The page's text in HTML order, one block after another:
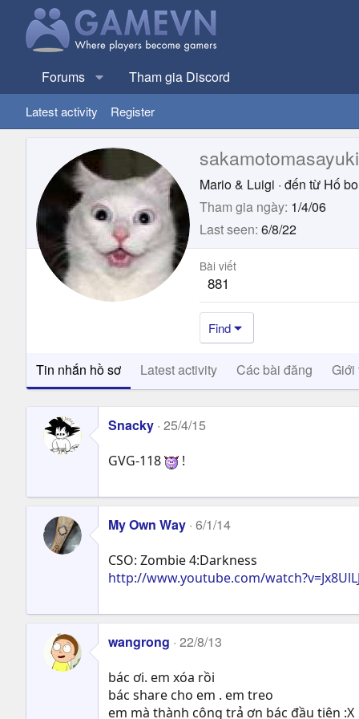
Forums Tham gia Discord
Latest activity Register
sakamotomasayuki
Mario & Luigi · đến từ Hố
Tham gia ngày 1/4/06
Last seen 6/8/22
Bài viết
881
Find
Tin nhắn hồ sơ Latest activity Các bài đăng Giới
Snacky 25/4/15
GVG-118 !
My Own Way 6/1/14
CSO: Zombie 4:Darkness
http://www.youtube.com/
wangrong 22/8/13
bác ơi. em xóa rồi
bác share cho em . em treo
em mà thành công trả ơn bác đầu tiên :X